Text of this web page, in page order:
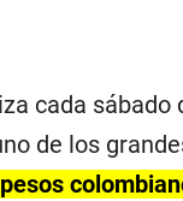
cada sábado
de los